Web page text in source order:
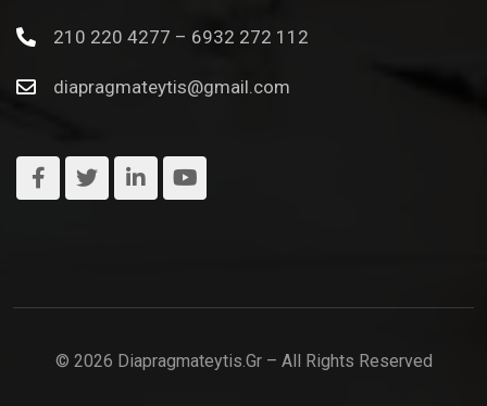
210 220 4277 – 6932 272 112
diapragmateytis@gmail.com
© 2026 Diapragmateytis.gr – All Rights Reserved